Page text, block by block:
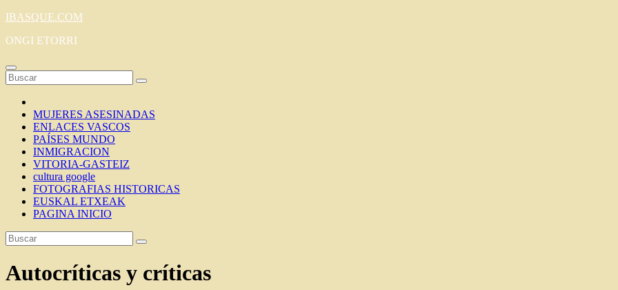
Saltar
contenido
IBASQUE.COM
ONGI ETORRI
MUJERES ASESINADAS
ENLACES VASCOS
PAÍSES MUNDO
INMIGRACION
VITORIA-GASTEIZ
cultura google
FOTOGRAFIAS HISTORICAS
EUSKAL ETXEAK
PAGINA INICIO
Autocríticas y críticas